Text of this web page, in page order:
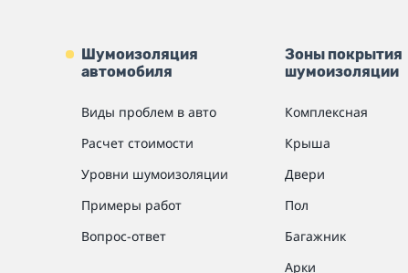
Шумоизоляция
автомобиля
Виды проблем в авто
Расчет стоимости
Уровни шумоизоляции
Примеры работ
Вопрос-ответ
Зоны покрытия
шумоизоляции
Комплексная
Крыша
Двери
Пол
Багажник
Арки